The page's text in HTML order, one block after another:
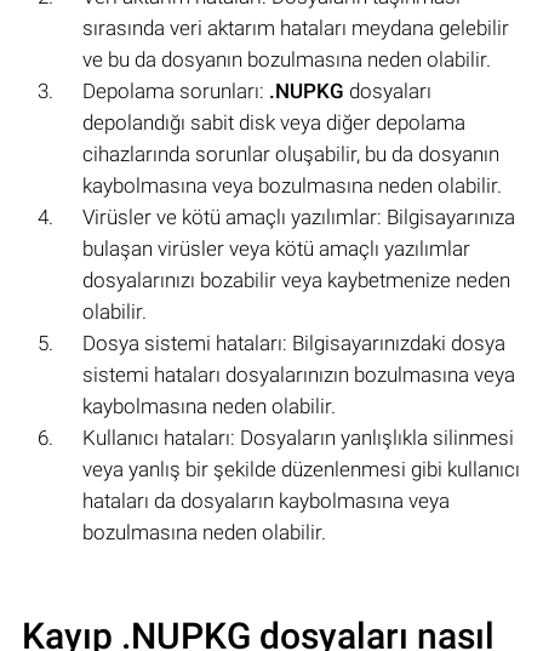
sırasında veri aktarım hataları meydana gelebilir
ve bu da dosyanın bozulmasına neden olabilir.
Depolama sorunları: .NUPKG dosyaları
depolandığı sabit disk veya diğer depolama
cihazlarında sorunlar oluşabilir, bu da dosyanın
kaybolmasına veya bozulmasına neden olabilir.
Virüsler ve kötü amaçlı yazılımlar: Bilgisayarınıza
bulaşan virüsler veya kötü amaçlı yazılımlar
dosyalarınızı bozabilir veya kaybetmenize neden
olabilir.
Dosya sistemi hataları: Bilgisayarınızdaki dosya
sistemi hataları dosyalarınızın bozulmasına veya
kaybolmasına neden olabilir.
Kullanıcı hataları: Dosyaların yanlışlıkla silinmesi
veya yanlış bir şekilde düzenlenmesi gibi kullanıcı
hataları da dosyaların kaybolmasına veya
bozulmasına neden olabilir.
Kayıp .NUPKG dosyaları nasıl